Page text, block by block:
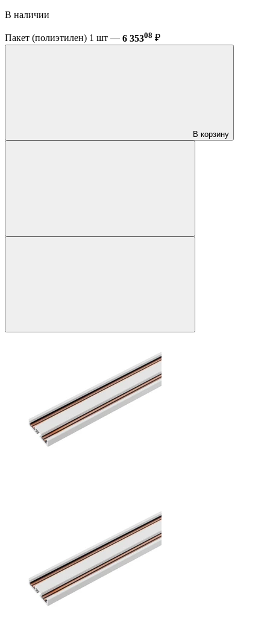
В наличии
Пакет (полиэтилен) 1 шт — 6 35308 ₽
В корзину